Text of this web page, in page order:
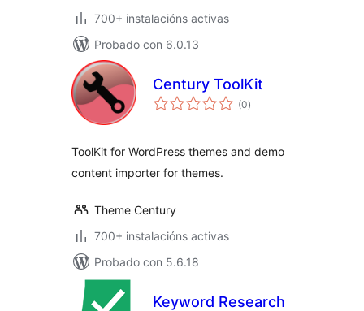
700+ instalacións activas
Probado con 6.0.13
Century ToolKit
(0valoracións
totais
)
ToolKit for WordPress themes and demo
content importer for themes.
Theme Century
700+ instalacións activas
Probado con 5.6.18
Keyword Research